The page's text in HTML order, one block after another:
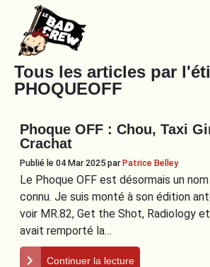
Le
Bad
Crew
Tous les articles par
PHOQUEOFF
Phoque OFF : Chou, Taxi
Crachat
Publié le 04 Mar 2025parPatrice Belley
Le Phoque OFF est désormais un
connu. Je suis monté à son édition
voir MR.82, Get the Shot, Radiology
avait remporté la…
Continuer la lecture